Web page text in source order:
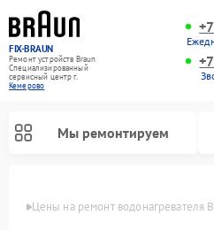
FIX-BRAUN
Ремонт устройств Braun
Специализированный
cервисный центр г.
Кемерово
Мы ремонтируем
Цены на ремонт водонагревателя